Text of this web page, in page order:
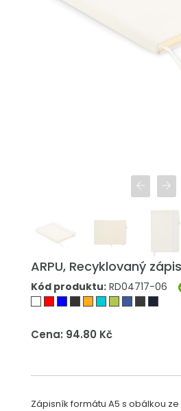
ARPU, Recyklovaný
Kód produktu: RD04717-06
Cena: 94.80 Kč
Zápisník formátu A5 s obálkou